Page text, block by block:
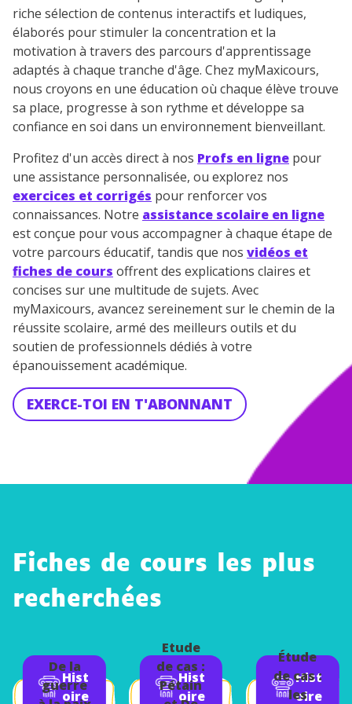
riche sélection de contenus interactifs et ludiques,
élaborés pour stimuler la concentration et la
motivation à travers des parcours d'apprentissage
adaptés à chaque tranche d'âge. Chez myMaxicours,
nous croyons en une éducation où chaque élève trouve
sa place, progresse à son rythme et développe sa
confiance en soi dans un environnement bienveillant.
Profitez d'un accès direct à nos Profs en ligne pour
une assistance personnalisée, ou explorez nos
exercices et corrigés pour renforcer vos
connaissances. Notre assistance scolaire en ligne
est conçue pour vous accompagner à chaque étape de
votre parcours éducatif, tandis que nos vidéos et
fiches de cours offrent des explications claires et
concises sur une multitude de sujets. Avec
myMaxicours, avancez sereinement sur le chemin de la
réussite scolaire, armé des meilleurs outils et du
soutien de professionnels dédiés à votre
épanouissement académique.
EXERCE-TOI EN T'ABONNANT
Fiches de cours les plus
recherchées
Hist
oire
De la
guerre
Hist
oire
Étude
de cas :
Pétain
Hist
oire
Étude
de cas :
les